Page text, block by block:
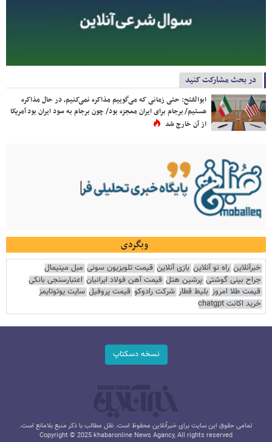
در بحث مشارکت کنید
ابوالفتح: حتی زمانی که می‌گوییم مذاکره نمی‌کنیم، در حال مذاکره
هستیم/ برجام برای ایران معجزه بود/ چون برجام به سود ایران بود آمریکا
از آن خارج شد
وبگردی
خبرآنلاین راه نو آنلاین بازی آنلاین قیمت تلویزیون سونی مبل مینیمال
جراح بینی گوشتی پرشین هتل قیمت آهن فولاد ایرانیان اعتبارسنجی بانکی
قیمت طلا امروز بلیط قطار شرکت رادوکو قیمت پروفیل سایت یوتوتایمز
خرید اکانت chatgpt
نسخه دسکتاپ
تمامی حقوق این سایت برای خبرآنلاین محفوظ است. نقل مطالب با ذکر منبع بلامانع است.
Copyright © 2025 khabaronline News Agancy, All rights reserved